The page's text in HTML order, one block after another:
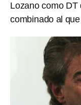
Lozano como DT
combinado al